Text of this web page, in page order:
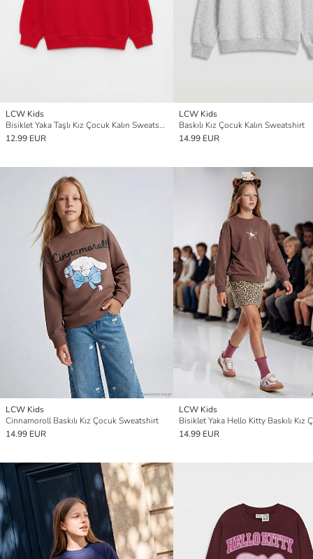
LCW Kids
Bisiklet Yaka Taşlı Kız Çocuk Kalın Sweatshirt
12.99 EUR
LCW Kids
Baskılı Kız Çocuk Kalın Sweatshirt
14.99 EUR
LCW Kids
Cinnamoroll Baskılı Kız Çocuk Sweatshirt
14.99 EUR
LCW Kids
14.99 EUR